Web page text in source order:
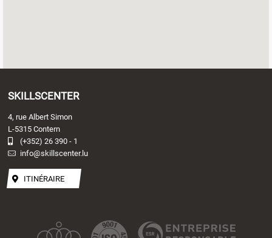
SKILLSCENTER
4, rue Albert Simon
L-5315 Contern
(+352) 26 390 - 1
info@skillscenter.lu
ITINÉRAIRE